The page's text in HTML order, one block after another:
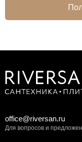
office@riversan.ru
Для вопросов и